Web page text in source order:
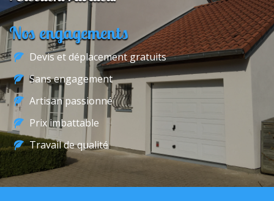
Nos engagements
Devis et déplacement gratuits
Sans engagement
Artisan passionné
Prix imbattable
Travail de qualité